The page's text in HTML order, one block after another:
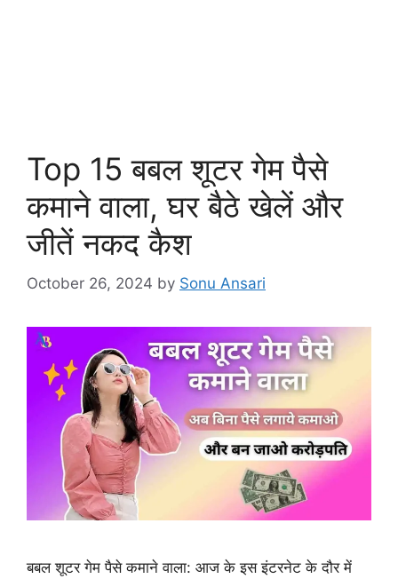
Top 15 बबल शूटर गेम पैसे
कमाने वाला, घर बैठे खेलें और
जीतें नकद कैश
October 26, 2024 by Sonu Ansari
बबल शूटर गेम पैसे कमाने वाला: आज के इस इंटरनेट के दौर में